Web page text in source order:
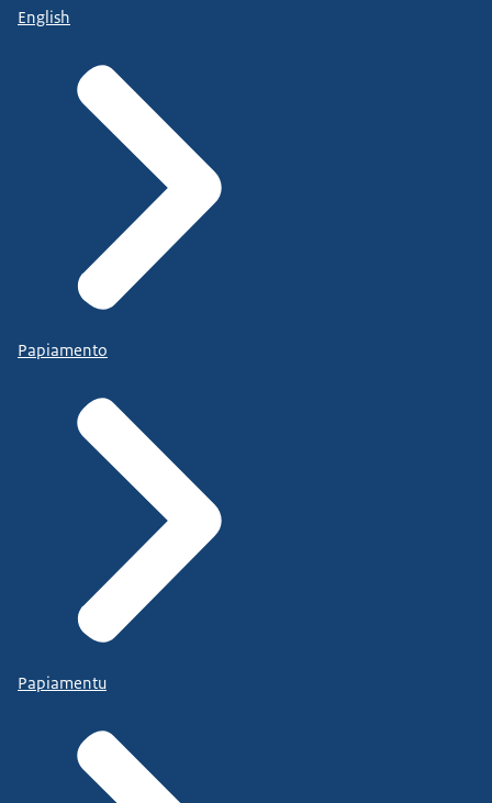
English
Papiamento
Papiamentu